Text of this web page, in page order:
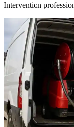
Intervention